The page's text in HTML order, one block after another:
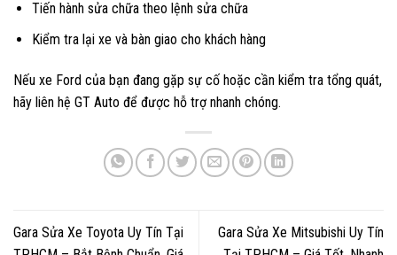
Tiến hành sửa chữa theo lệnh sửa chữa
Kiểm tra lại xe và bàn giao cho khách hàng
Nếu xe Ford của bạn đang gặp sự cố hoặc cần kiểm tra tổng quát,
hãy liên hệ GT Auto để được hỗ trợ nhanh chóng.
Gara Sửa Xe Toyota Uy Tín Tại
Gara Sửa Xe Mitsubishi Uy Tín